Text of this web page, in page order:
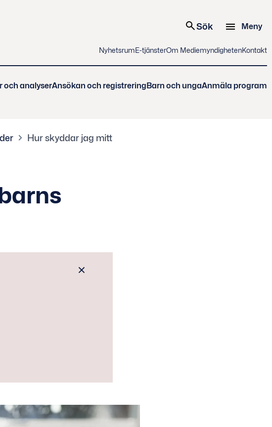
Sök Meny
NyhetsrumE-tjänsterOm MediemyndighetenKontakt
och analyserAnsökan och registrering Barn och ungaAnmäla program
Hur skyddar jag mitt